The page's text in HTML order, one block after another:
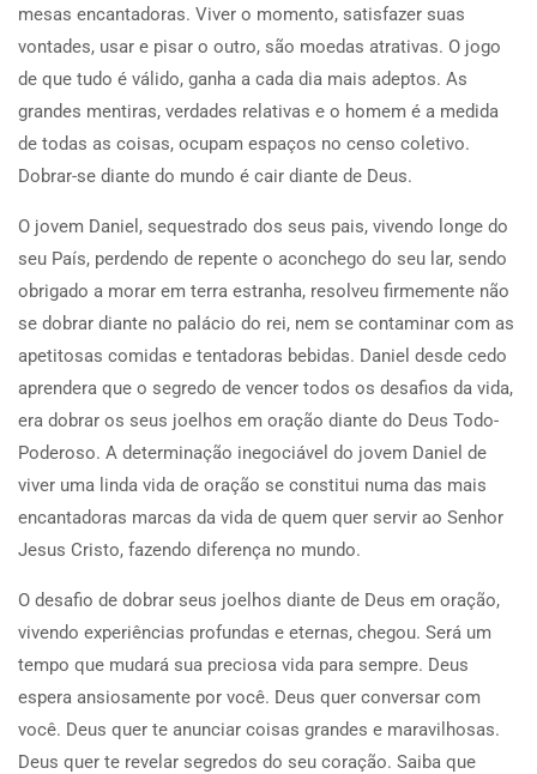
mesas encantadoras. Viver o momento, satisfazer suas
vontades, usar e pisar o outro, são moedas atrativas. O jogo
de que tudo é válido, ganha a cada dia mais adeptos. As
grandes mentiras, verdades relativas e o homem é a medida
de todas as coisas, ocupam espaços no censo coletivo.
Dobrar-se diante do mundo é cair diante de Deus.
O jovem Daniel, sequestrado dos seus pais, vivendo longe do
seu País, perdendo de repente o aconchego do seu lar, sendo
obrigado a morar em terra estranha, resolveu firmemente não
se dobrar diante no palácio do rei, nem se contaminar com as
apetitosas comidas e tentadoras bebidas. Daniel desde cedo
aprendera que o segredo de vencer todos os desafios da vida,
era dobrar os seus joelhos em oração diante do Deus Todo-
Poderoso. A determinação inegociável do jovem Daniel de
viver uma linda vida de oração se constitui numa das mais
encantadoras marcas da vida de quem quer servir ao Senhor
Jesus Cristo, fazendo diferença no mundo.
O desafio de dobrar seus joelhos diante de Deus em oração,
vivendo experiências profundas e eternas, chegou. Será um
tempo que mudará sua preciosa vida para sempre. Deus
espera ansiosamente por você. Deus quer conversar com
você. Deus quer te anunciar coisas grandes e maravilhosas.
Deus quer te revelar segredos do seu coração. Saiba que